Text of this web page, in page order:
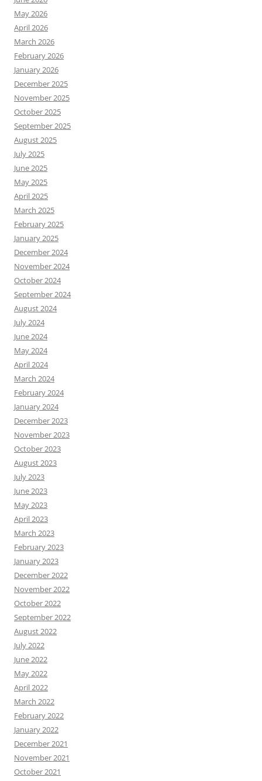
May 2026
April 2026
March 2026
February 2026
January 2026
December 2025
November 2025
October 2025
September 2025
August 2025
July 2025
June 2025
May 2025
April 2025
March 2025
February 2025
January 2025
December 2024
November 2024
October 2024
September 2024
August 2024
July 2024
June 2024
May 2024
April 2024
March 2024
February 2024
January 2024
December 2023
November 2023
October 2023
August 2023
July 2023
June 2023
May 2023
April 2023
March 2023
February 2023
January 2023
December 2022
November 2022
October 2022
September 2022
August 2022
July 2022
June 2022
May 2022
April 2022
March 2022
February 2022
January 2022
December 2021
November 2021
October 2021